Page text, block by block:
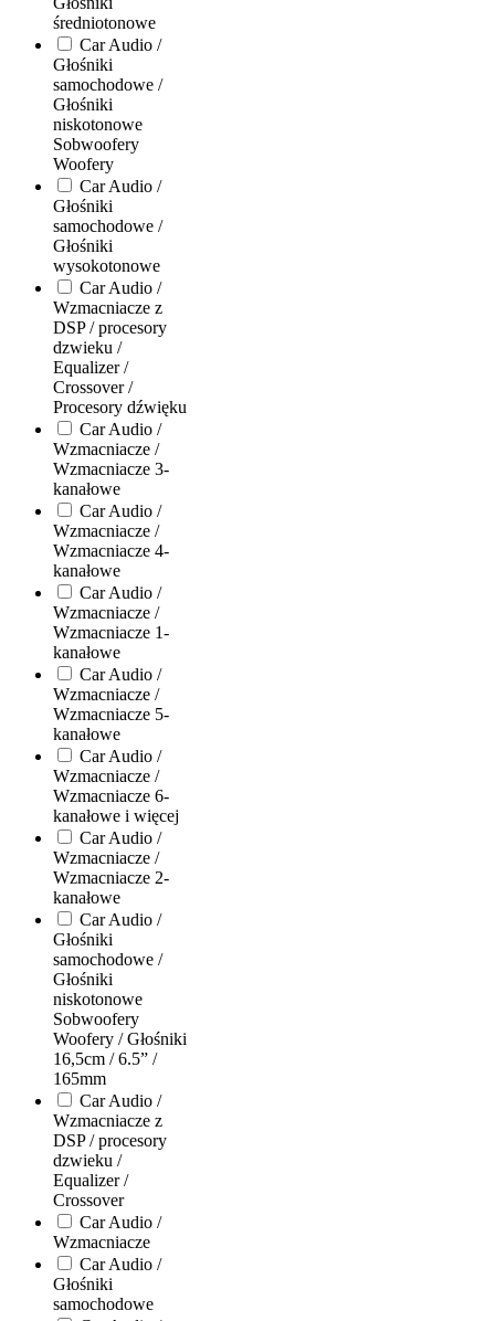
średniotonowe
Car Audio /
Głośniki
samochodowe /
Głośniki
niskotonowe
Sobwoofery
Woofery
Car Audio /
Głośniki
samochodowe /
Głośniki
wysokotonowe
Car Audio /
Wzmacniacze z
DSP / procesory
dzwieku /
Equalizer /
Crossover /
Procesory dźwięku
Car Audio /
Wzmacniacze /
Wzmacniacze 3-
kanałowe
Car Audio /
Wzmacniacze /
Wzmacniacze 4-
kanałowe
Car Audio /
Wzmacniacze /
Wzmacniacze 1-
kanałowe
Car Audio /
Wzmacniacze /
Wzmacniacze 5-
kanałowe
Car Audio /
Wzmacniacze /
Wzmacniacze 6-
kanałowe i więcej
Car Audio /
Wzmacniacze /
Wzmacniacze 2-
kanałowe
Car Audio /
Głośniki
samochodowe /
Głośniki
niskotonowe
Sobwoofery
Woofery / Głośniki
16,5cm / 6.5” /
165mm
Car Audio /
Wzmacniacze z
DSP / procesory
dzwieku /
Equalizer /
Crossover
Car Audio /
Wzmacniacze
Car Audio /
Głośniki
samochodowe